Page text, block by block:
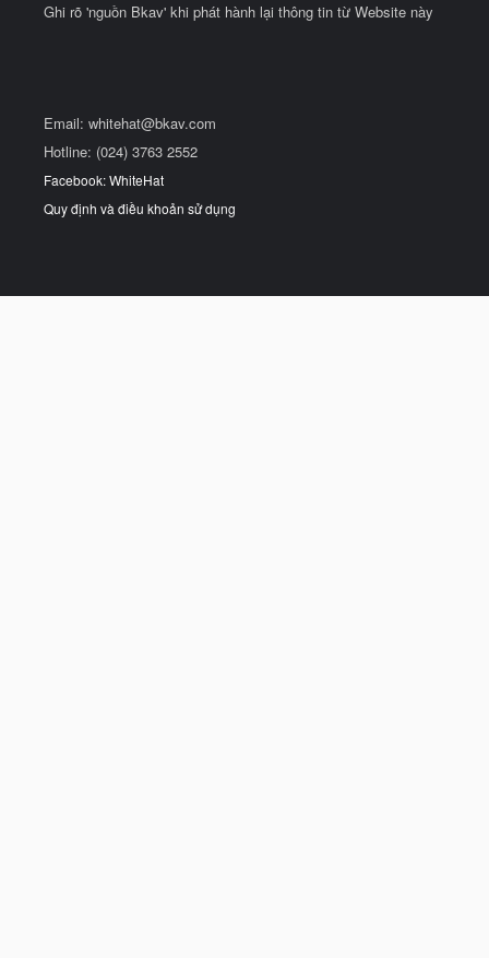
Ghi rõ 'nguồn Bkav' khi phát hành lại thông tin từ Website này
Email: whitehat@bkav.com
Hotline: (024) 3763 2552
Facebook: WhiteHat
Quy định và điều khoản sử dụng